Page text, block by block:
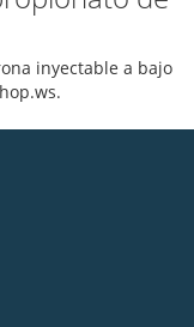
inyectable a bajo